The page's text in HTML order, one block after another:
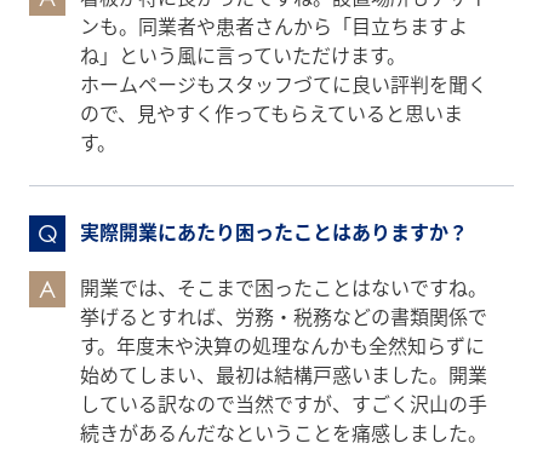
ンも。同業者や患者さんから「目立ちますよ
ね」という風に言っていただけます。
ホームページもスタッフづてに良い評判を聞く
ので、見やすく作ってもらえていると思いま
す。
Q 実際開業にあたり困ったことはありますか？
A
開業では、そこまで困ったことはないですね。
挙げるとすれば、労務・税務などの書類関係で
す。年度末や決算の処理なんかも全然知らずに
始めてしまい、最初は結構戸惑いました。開業
している訳なので当然ですが、すごく沢山の手
続きがあるんだなということを痛感しました。